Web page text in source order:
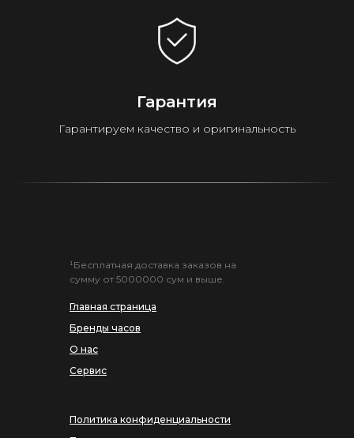
Гарантия
Гарантируем качество и оригинальность
Главная страница
Бренды часов
О нас
Сервис
¹Бесплатная доставка заказов на
сумму от 5000000 сум и выше.
Политика конфиденциальности